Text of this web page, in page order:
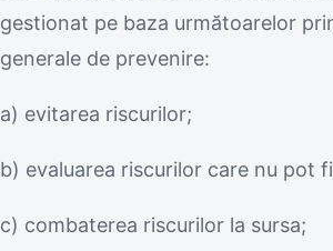
gestionat pe baza următoarelor
generale de prevenire:
a) evitarea riscurilor;
b) evaluarea riscurilor care nu pot
c) combaterea riscurilor la sursa;